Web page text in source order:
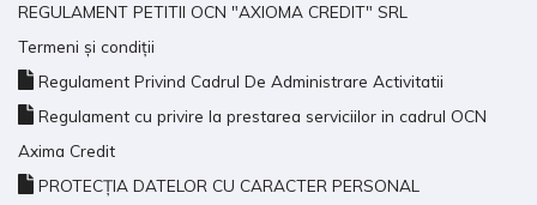
REGULAMENT PETITII OCN "AXIOMA CREDIT" SRL
Termeni și condiții
Regulament Privind Cadrul De Administrare Activitatii
Regulament cu privire la prestarea serviciilor in cadrul OCN
Axima Credit
PROTECȚIA DATELOR CU CARACTER PERSONAL